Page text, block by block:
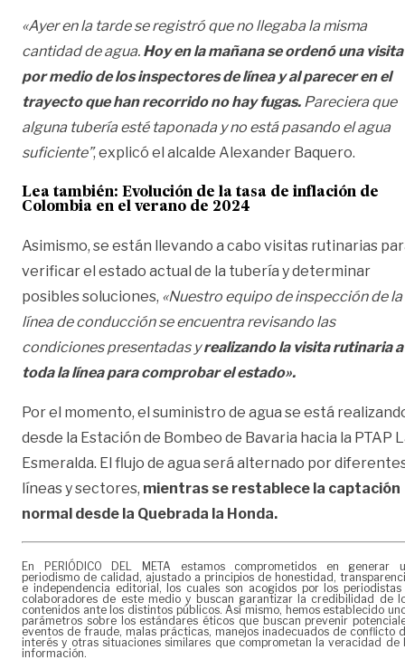
«Ayer en la tarde se registró que no llegaba la misma
cantidad de agua. Hoy en la mañana se ordenó una visita
por medio de los inspectores de línea y al parecer en el
trayecto que han recorrido no hay fugas. Pareciera que
alguna tubería esté taponada y no está pasando el agua
suficiente”, explicó el alcalde Alexander Baquero.
Lea también: Evolución de la tasa de inflación de
Colombia en el verano de 2024
Asimismo, se están llevando a cabo visitas rutinarias
verificar el estado actual de la tubería y determinar
posibles soluciones, «Nuestro equipo de inspección de la
línea de conducción se encuentra revisando las
condiciones presentadas yrealizando la visita rutinaria a
toda la línea para comprobar el estado».
Por el momento, el suministro de agua se está
desde la Estación de Bombeo de Bavaria hacia la PTAP
Esmeralda. El flujo de agua será alternado por
líneas y sectores, mientras se restablece la captación
normal desde la Quebrada la Honda.
En PERIÓDICO DEL META estamos comprometidos en generar
periodismo de calidad, ajustado a principios de honestidad,
e independencia editorial, los cuales son acogidos por los periodistas
colaboradores de este medio y buscan garantizar la credibilidad de
contenidos ante los distintos públicos. Así mismo, hemos establecido
parámetros sobre los estándares éticos que buscan prevenir
eventos de fraude, malas prácticas, manejos inadecuados de conflicto
interés y otras situaciones similares que comprometan la veracidad de
información.